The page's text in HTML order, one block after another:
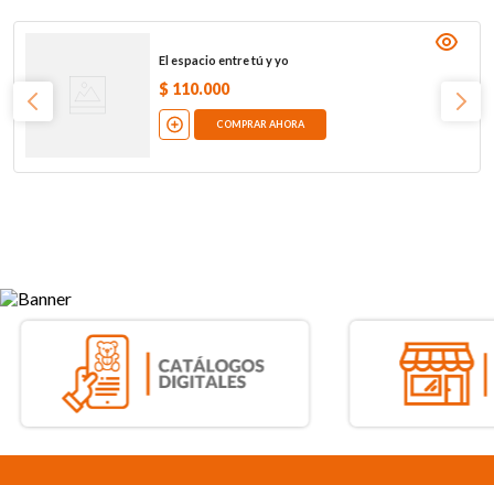
El espacio entre tú y yo
$ 110.000
COMPRAR AHORA